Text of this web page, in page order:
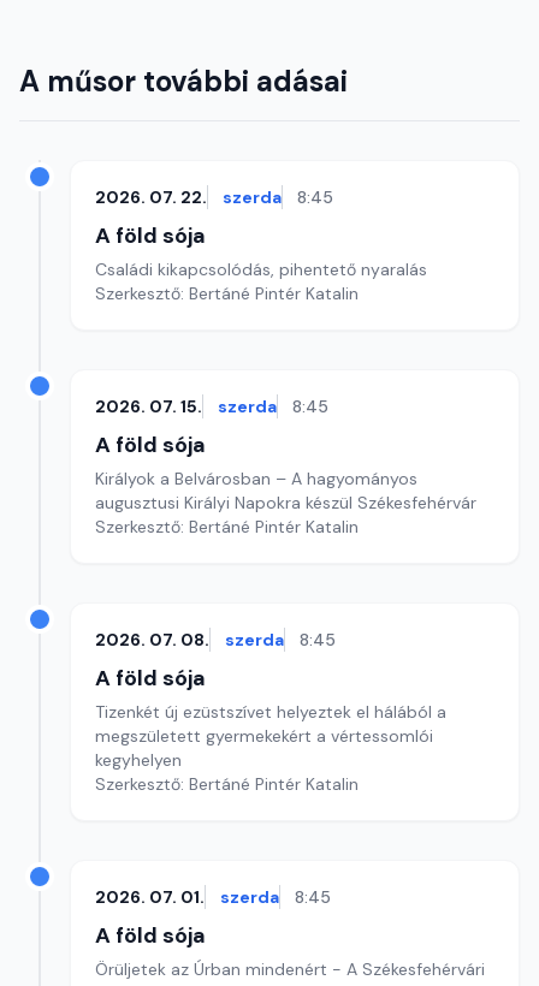
A műsor további adásai
2026. 07. 22. szerda 8:45
A föld sója
Családi kikapcsolódás, pihentető nyaralás
Szerkesztő: Bertáné Pintér Katalin
2026. 07. 15. szerda 8:45
A föld sója
Királyok a Belvárosban – A hagyományos
augusztusi Királyi Napokra készül Székesfehérvár
Szerkesztő: Bertáné Pintér Katalin
2026. 07. 08. szerda 8:45
A föld sója
Tizenkét új ezüstszívet helyeztek el hálából a
megszületett gyermekekért a vértessomlói
kegyhelyen
Szerkesztő: Bertáné Pintér Katalin
2026. 07. 01. szerda 8:45
A föld sója
Örüljetek az Úrban mindenért - A Székesfehérvári